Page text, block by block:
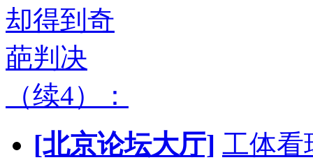
却得到奇
葩判决
（续4）：
[北京论坛大厅] 工体看